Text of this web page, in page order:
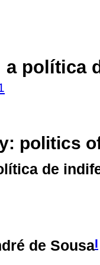
a política
politics
de
de SousaI